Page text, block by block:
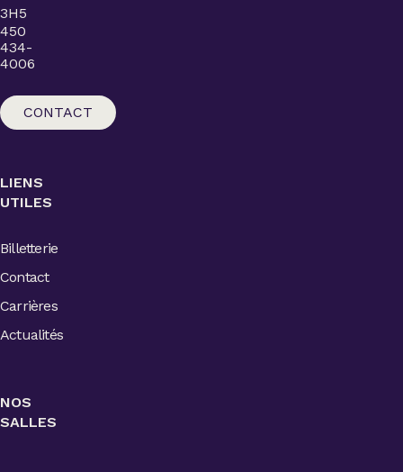
3H5
450
434-
4006
CONTACT
LIENS
UTILES
Billetterie
Contact
Carrières
Actualités
NOS
SALLES